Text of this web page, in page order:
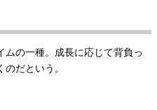
の一種。成長に応じて背負っ
だという。